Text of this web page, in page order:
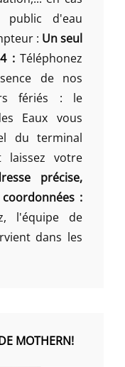
public d'eau
: Un seul
:Téléphonez
de nos
fériés : le
Eaux vous
du terminal
laissez votre
précise,
:
l'équipe de
dans les
MOTHERN!